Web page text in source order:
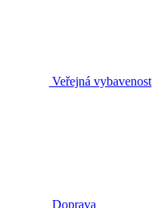
Veřejná vybavenost
Doprava